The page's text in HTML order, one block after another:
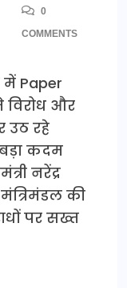
0
COMMENTS
Paper
और
उठ रहे
कदम
नरेंद्र
मंत्रिमंडल की
पर सख्त